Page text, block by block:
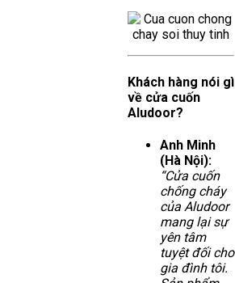
Khách hàng nói gì
về cửa cuốn
Aludoor?
Anh Minh
(Hà Nội):
“Cửa cuốn
chống cháy
của Aludoor
mang lại sự
yên tâm
tuyệt đối cho
gia đình tôi.